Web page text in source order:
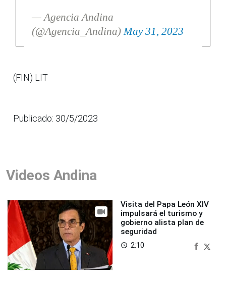
— Agencia Andina
(@Agencia_Andina)May 31, 2023
(FIN) LIT
Publicado: 30/5/2023
Videos Andina
Visita del Papa León XIV
impulsará el turismo y
gobierno alista plan de
seguridad
access_time 2:10